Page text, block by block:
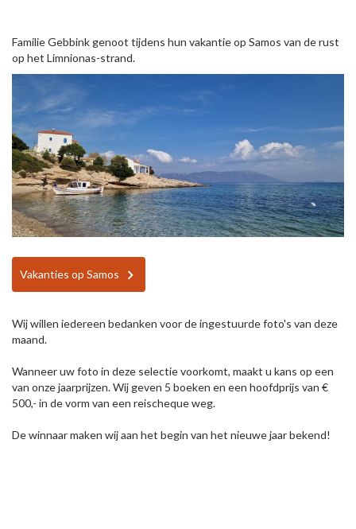
Familie Gebbink genoot tijdens hun vakantie op Samos van de rust
op het Limnionas-strand.
Vakanties op Samos
Wij willen iedereen bedanken voor de ingestuurde foto's van deze
maand.
Wanneer uw foto in deze selectie voorkomt, maakt u kans op een
van onze jaarprijzen. Wij geven 5 boeken en een hoofdprijs van €
500,- in de vorm van een reischeque weg.
De winnaar maken wij aan het begin van het nieuwe jaar bekend!